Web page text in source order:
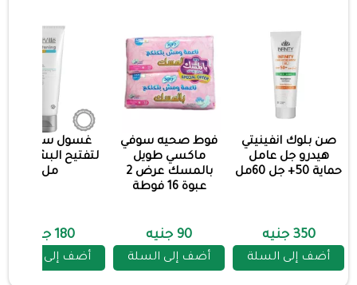
صن بلوك انفينيتي
هيدرو جل عامل
حماية 50+ جل 60مل
350 جنيه
أضف إلى السلة
فوط صحيه سوفي
ماكسي طويل
بالمسك عرض 2
عبوة 16 فوطة
90 جنيه
أضف إلى السلة
غسول ستارفيل
مل
180 جنيه
أضف إلى السلة